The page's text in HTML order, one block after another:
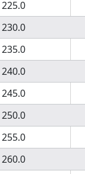
225.0
230.0
235.0
240.0
245.0
250.0
255.0
260.0